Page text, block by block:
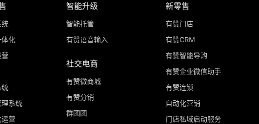
统
化
营
统
系统
运营
智能升级
智能托管
有赞语音输入
社交电商
有赞微商城
有赞分销
群团团
新零售
有赞门店
有赞CRM
有赞智能导购
有赞企业微信助手
有赞连锁
自动化营销
门店私域启动服务